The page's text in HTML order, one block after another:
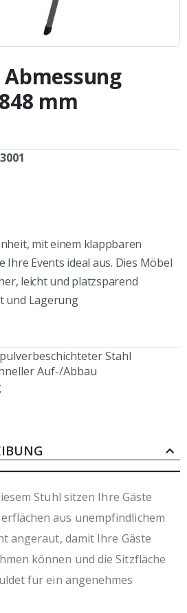
mm
mit einem klappbaren
Events ideal aus. Dies Möbel
leicht und platzsparend
und Lagerung
Stahl
Auf-/Abbau
standfest
cm, -T. 43 cm
Weiß und Schwarz erhältlich
Stuhl sitzen Ihre Gäste
aus unempfindlichem
angeraut, damit Ihre Gäste
können und die Sitzfläche
für ein angenehmes